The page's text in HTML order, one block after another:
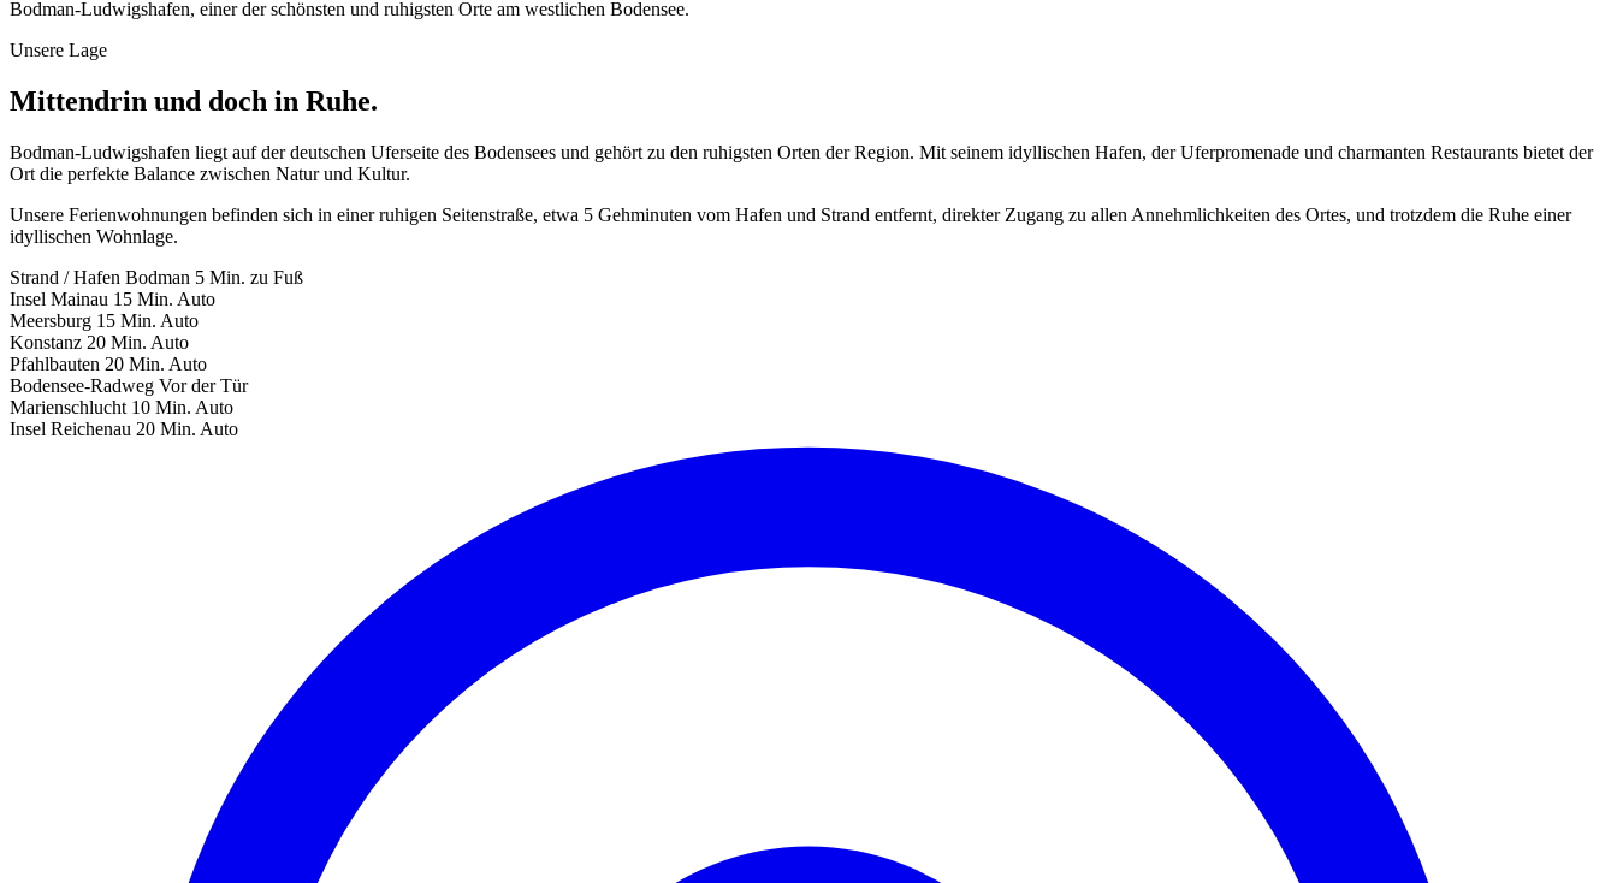
Bodman-Ludwigshafen, einer der schönsten und ruhigsten Orte am westlichen Bodensee.
Unsere Lage
Mittendrin und doch in Ruhe.
Bodman-Ludwigshafen liegt auf der deutschen Uferseite des Bodensees und gehört zu den ruhigsten Orten der Region. Mit seinem idyllischen Hafen, der Uferpromenade und charmanten Restaurants bietet der
Ort die perfekte Balance zwischen Natur und Kultur.
Unsere Ferienwohnungen befinden sich in einer ruhigen Seitenstraße, etwa 5 Gehminuten vom Hafen und Strand entfernt, direkter Zugang zu allen Annehmlichkeiten des Ortes, und trotzdem die Ruhe einer
idyllischen Wohnlage.
Strand / Hafen Bodman 5 Min. zu Fuß
Insel Mainau 15 Min. Auto
Meersburg 15 Min. Auto
Konstanz 20 Min. Auto
Pfahlbauten 20 Min. Auto
Bodensee-Radweg Vor der Tür
Marienschlucht 10 Min. Auto
Insel Reichenau 20 Min. Auto